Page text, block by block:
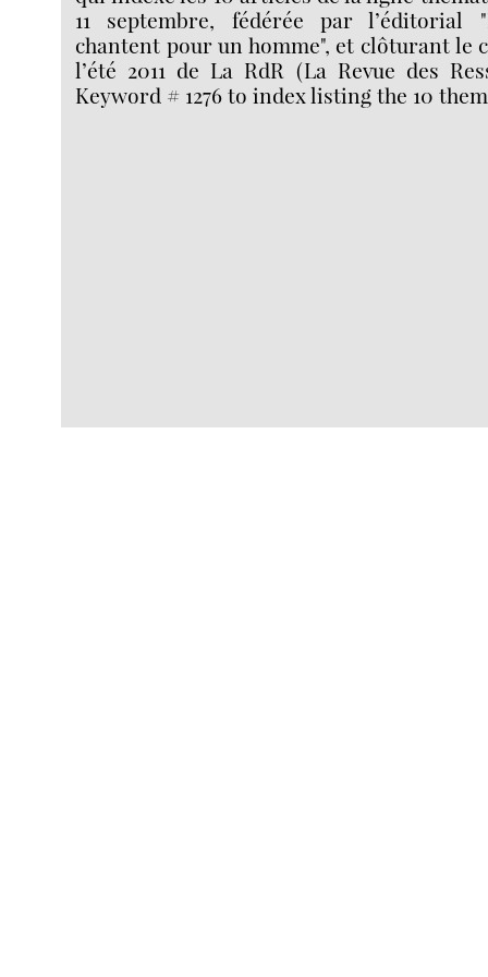
11 septembre, fédérée par l’éditorial
chantent pour un homme", et clôturant le
l’été 2011 de La RdR (La Revue des
Keyword # 1276 to index listing the 10